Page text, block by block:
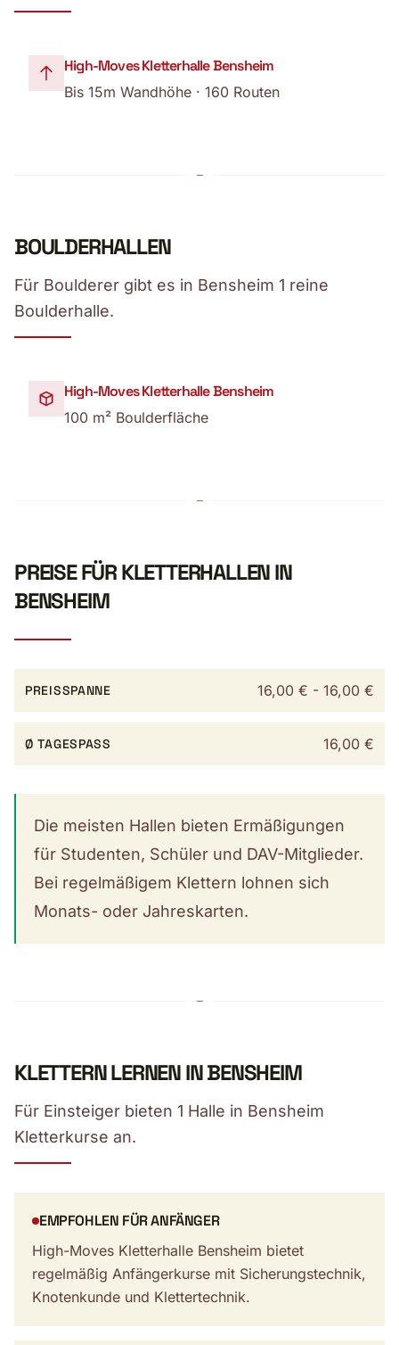
High-Moves Kletterhalle Bensheim
Bis 15m Wandhöhe · 160 Routen
BOULDERHALLEN
Für Boulderer gibt es in Bensheim 1 reine
Boulderhalle.
High-Moves Kletterhalle Bensheim
100 m² Boulderfläche
PREISE FÜR KLETTERHALLEN IN
BENSHEIM
PREISSPANNE 16,00 € - 16,00 €
Ø TAGESPASS 16,00 €
Die meisten Hallen bieten Ermäßigungen
für Studenten, Schüler und DAV-Mitglieder.
Bei regelmäßigem Klettern lohnen sich
Monats- oder Jahreskarten.
KLETTERN LERNEN IN BENSHEIM
Für Einsteiger bieten 1 Halle in Bensheim
Kletterkurse an.
EMPFOHLEN FÜR ANFÄNGER
High-Moves Kletterhalle Bensheim bietet
regelmäßig Anfängerkurse mit Sicherungstechnik,
Knotenkunde und Klettertechnik.